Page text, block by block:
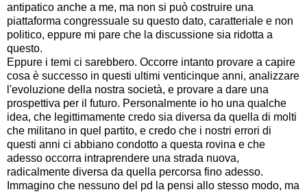
antipatico anche a me, ma non si può costruire una
piattaforma congressuale su questo dato, caratteriale e non
politico, eppure mi pare che la discussione sia ridotta a
questo.
Eppure i temi ci sarebbero. Occorre intanto provare a capire
cosa è successo in questi ultimi venticinque anni, analizzare
l'evoluzione della nostra società, e provare a dare una
prospettiva per il futuro. Personalmente io ho una qualche
idea, che legittimamente credo sia diversa da quella di molti
che militano in quel partito, e credo che i nostri errori di
questi anni ci abbiano condotto a questa rovina e che
adesso occorra intraprendere una strada nuova,
radicalmente diversa da quella percorsa fino adesso.
Immagino che nessuno del pd la pensi allo stesso modo, ma